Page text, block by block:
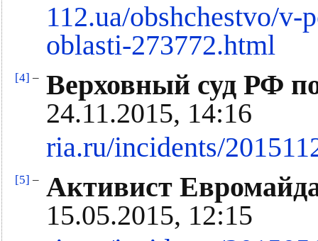
112.ua/obshchestvo/
oblasti-273772.html
[4] – Верховный суд РФ
24.11.2015, 14:16
ria.ru/incidents/
[5] – Активист
15.05.2015, 12:15